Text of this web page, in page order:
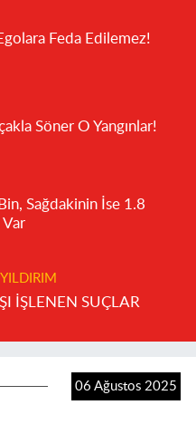
Feda Edilemez!
Söner O Yangınlar!
Sağdakinin İse 1.8
Var
İŞLENEN SUÇLAR
06 Ağustos 2025